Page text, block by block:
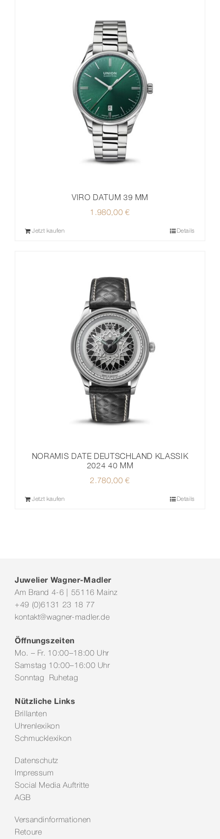
VIRO DATUM 39 MM
1.980,00€
Jetzt kaufen Details
NORAMIS DATE DEUTSCHLAND KLASSIK
2024 40 MM
2.780,00€
Jetzt kaufen Details
Juwelier Wagner-Madler
Am Brand 4-6 | 55116 Mainz
+49 (0)6131 23 18 77
kontakt@wagner-madler.de
Öffnungszeiten
Mo. – Fr. 10:00–18:00 Uhr
Samstag 10:00–16:00 Uhr
Sonntag Ruhetag
Nützliche Links
Brillanten
Uhrenlexikon
Schmucklexikon
Datenschutz
Impressum
Social Media Auftritte
AGB
Versandinformationen
Retoure